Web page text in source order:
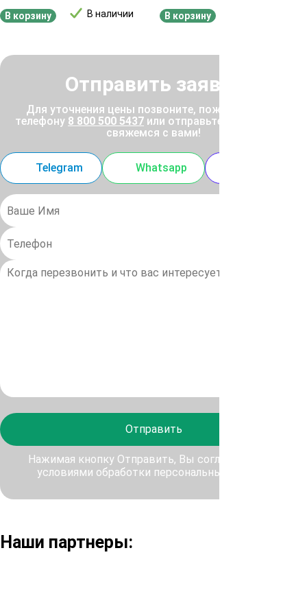
В наличии
В корзину В корзину
Отправить заявку
Для уточнения цены позвоните, пожалуйста, по
телефону 8 800 500 5437 или отправьте заявку, и мы
свяжемся с вами!
Telegram Whatsapp
Отправить
Нажимая кнопку Отправить, Вы соглашаетесь с
условиями обработки персональных данных
Наши партнеры: